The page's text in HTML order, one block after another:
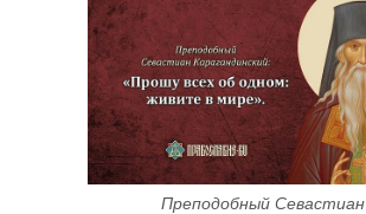
Преподобный Севастиан